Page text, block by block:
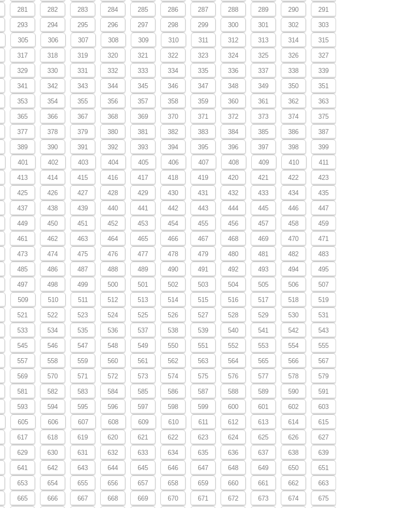
281 282 283 284 285 286 287 288 289 290 291
293 294 295 296 297 298 299 300 301 302 303
305 306 307 308 309 310 311 312 313 314 315
317 318 319 320 321 322 323 324 325 326 327
329 330 331 332 333 334 335 336 337 338 339
341 342 343 344 345 346 347 348 349 350 351
353 354 355 356 357 358 359 360 361 362 363
365 366 367 368 369 370 371 372 373 374 375
377 378 379 380 381 382 383 384 385 386 387
389 390 391 392 393 394 395 396 397 398 399
401 402 403 404 405 406 407 408 409 410 411
413 414 415 416 417 418 419 420 421 422 423
425 426 427 428 429 430 431 432 433 434 435
437 438 439 440 441 442 443 444 445 446 447
449 450 451 452 453 454 455 456 457 458 459
461 462 463 464 465 466 467 468 469 470 471
473 474 475 476 477 478 479 480 481 482 483
485 486 487 488 489 490 491 492 493 494 495
497 498 499 500 501 502 503 504 505 506 507
509 510 511 512 513 514 515 516 517 518 519
521 522 523 524 525 526 527 528 529 530 531
533 534 535 536 537 538 539 540 541 542 543
545 546 547 548 549 550 551 552 553 554 555
557 558 559 560 561 562 563 564 565 566 567
569 570 571 572 573 574 575 576 577 578 579
581 582 583 584 585 586 587 588 589 590 591
593 594 595 596 597 598 599 600 601 602 603
605 606 607 608 609 610 611 612 613 614 615
617 618 619 620 621 622 623 624 625 626 627
629 630 631 632 633 634 635 636 637 638 639
641 642 643 644 645 646 647 648 649 650 651
653 654 655 656 657 658 659 660 661 662 663
665 666 667 668 669 670 671 672 673 674 675